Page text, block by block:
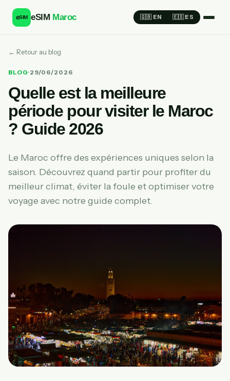
eSIM eSIM Maroc 🇬🇧 EN 🇪🇸 ES
← Retour au blog
BLOG·29/06/2026
Quelle est la meilleure
période pour visiter le Maroc
? Guide 2026
Le Maroc offre des expériences uniques selon la
saison. Découvrez quand partir pour profiter du
meilleur climat, éviter la foule et optimiser votre
voyage avec notre guide complet.